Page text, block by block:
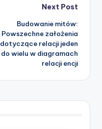
Next Post
Budowanie mitów:
Powszechne założenia
dotyczące relacji jeden
do wielu w diagramach
relacji encji